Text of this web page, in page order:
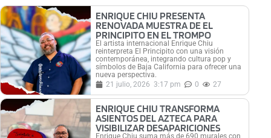
ENRIQUE CHIU PRESENTA
RENOVADA MUESTRA DE EL
PRINCIPITO EN EL TROMPO
El artista internacional Enrique Chiu
reinterpreta El Principito con una visión
contemporánea, integrando cultura pop y
símbolos de Baja California para ofrecer una
nueva perspectiva.
21 julio, 2026 3:17 pm 0 27
ENRIQUE CHIU TRANSFORMA
ASIENTOS DEL AZTECA PARA
VISIBILIZAR DESAPARICIONES